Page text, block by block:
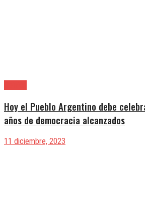
Hoy el Pueblo Argentino debe
años de democracia alcanzados
11 diciembre, 2023